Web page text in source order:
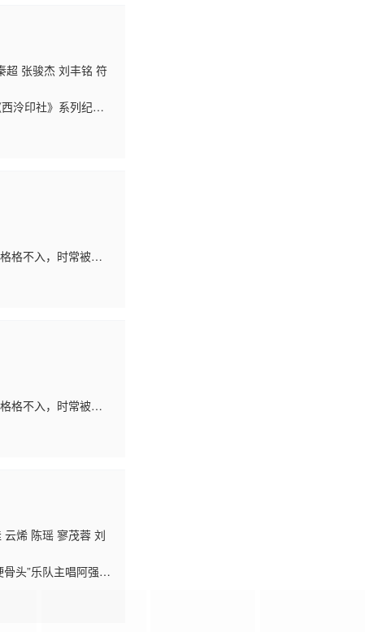
超 张骏杰 刘丰铭 符
泠印社》系列纪录
新标识，全景式聚
格不入，时常被人
纯真的爱情，并且
格不入，时常被人
纯真的爱情，并且
云烯 陈瑶 寥茂蓉 刘
头”乐队主唱阿强要
小甜第一眼看到牧